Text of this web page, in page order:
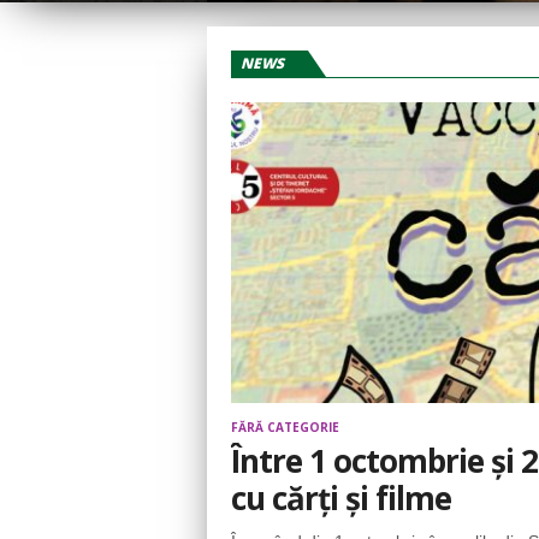
NEWS
FĂRĂ CATEGORIE
Între 1 octombrie și
cu cărți și filme